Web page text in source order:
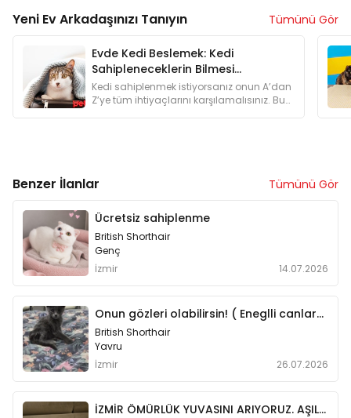
Yeni Ev Arkadaşınızı Tanıyın Tümünü Gör
Evde Kedi Beslemek: Kedi
Sahipleneceklerin Bilmesi
Gerekenler
Kedi sahiplenmek istiyorsanız onun A’dan
Z’ye tüm ihtiyaçlarını karşılamalısınız. Bu
Benzer İlanlar Tümünü Gör
Ücretsiz sahiplenme
British Shorthair
Genç
İzmir
14.07.2026
Onun gözleri olabilirsin! ( Eneglli canlara öncelik)
British Shorthair
Yavru
İzmir
26.07.2026
İZMİR ÖMÜRLÜK YUVASINI ARIYORUZ. AŞILARI TAM